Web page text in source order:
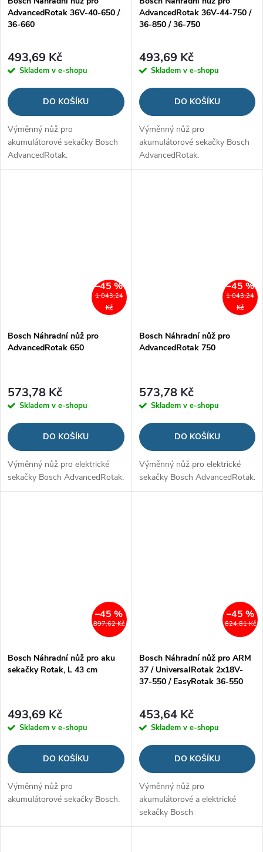
AdvancedRotak 36V-40-650 /
36-660
493,69 Kč
Skladem v e-shopu
DO KOŠÍKU
Výměnný nůž pro
akumulátorové sekačky Bosch
AdvancedRotak.
AdvancedRotak 36V-44-750 /
36-850 / 36-750
493,69 Kč
Skladem v e-shopu
DO KOŠÍKU
Výměnný nůž pro
akumulátorové sekačky Bosch
AdvancedRotak.
1 043,24
Kč
–45 %
Bosch Náhradní nůž pro
AdvancedRotak 650
573,78 Kč
Skladem v e-shopu
DO KOŠÍKU
Výměnný nůž pro elektrické
sekačky Bosch AdvancedRotak.
1 043,24
Kč
–45 %
Bosch Náhradní nůž pro
AdvancedRotak 750
573,78 Kč
Skladem v e-shopu
DO KOŠÍKU
Výměnný nůž pro elektrické
sekačky Bosch AdvancedRotak.
897,62 Kč
–45 %
Bosch Náhradní nůž pro aku
sekačky Rotak, L 43 cm
493,69 Kč
Skladem v e-shopu
DO KOŠÍKU
Výměnný nůž pro
akumulátorové sekačky Bosch.
824,81 Kč
–45 %
Bosch Náhradní nůž pro ARM
37 / UniversalRotak 2x18V-
37-550 / EasyRotak 36-550
453,64 Kč
Skladem v e-shopu
DO KOŠÍKU
Výměnný nůž pro
akumulátorové a elektrické
sekačky Bosch